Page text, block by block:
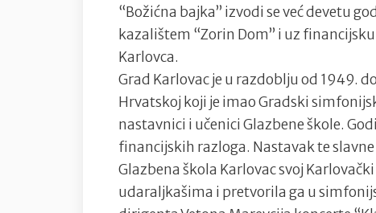
“Božićna bajka” izvodi se već devetu
kazalištem “Zorin Dom” i uz
Karlovca.
Grad Karlovac je u razdoblju od 1949.
Hrvatskoj koji je imao Gradski
nastavnici i učenici Glazbene škole.
financijskih razloga. Nastavak te
Glazbena škola Karlovac svoj
udaraljkašima i pretvorila ga u